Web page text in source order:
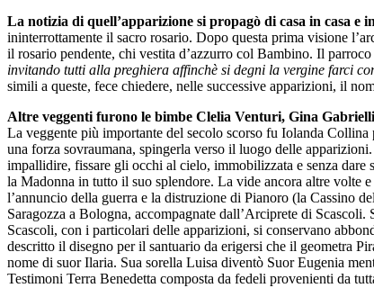
La notizia di quell’apparizione si propagò di casa in casa e
ininterrottamente il sacro rosario. Dopo questa prima visione
il rosario pendente, chi vestita d’azzurro col Bambino. Il parroco
invitando tutti alla preghiera affinchè si degni la vergine farci
simili a queste, fece chiedere, nelle successive apparizioni, il
Altre veggenti furono le bimbe Clelia Venturi, Gina
La veggente più importante del secolo scorso fu Iolanda
una forza sovraumana, spingerla verso il luogo delle
impallidire, fissare gli occhi al cielo, immobilizzata e senza
la Madonna in tutto il suo splendore. La vide ancora altre volte
l’annuncio della guerra e la distruzione di Pianoro (la Cassino
Saragozza a Bologna, accompagnate dall’Arciprete di
Scascoli, con i particolari delle apparizioni, si conservano
descritto il disegno per il santuario da erigersi che il geometra
nome di suor Ilaria. Sua sorella Luisa diventò Suor Eugenia
Testimoni Terra Benedetta composta da fedeli provenienti da